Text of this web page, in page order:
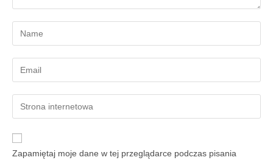
Zapamiętaj moje dane w tej przeglądarce podczas pisania